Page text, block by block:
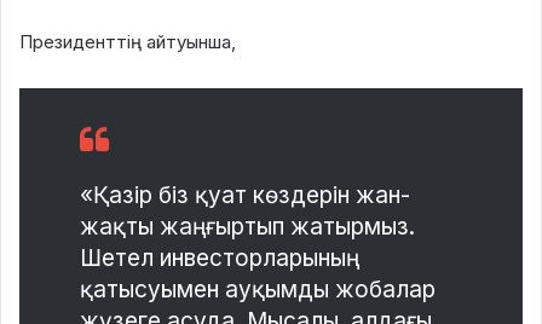
Президенттің айтуынша,
«Қазір біз қуат көздерін жан-
жақты жаңғыртып жатырмыз.
Шетел инвесторларының
қатысуымен ауқымды жобалар